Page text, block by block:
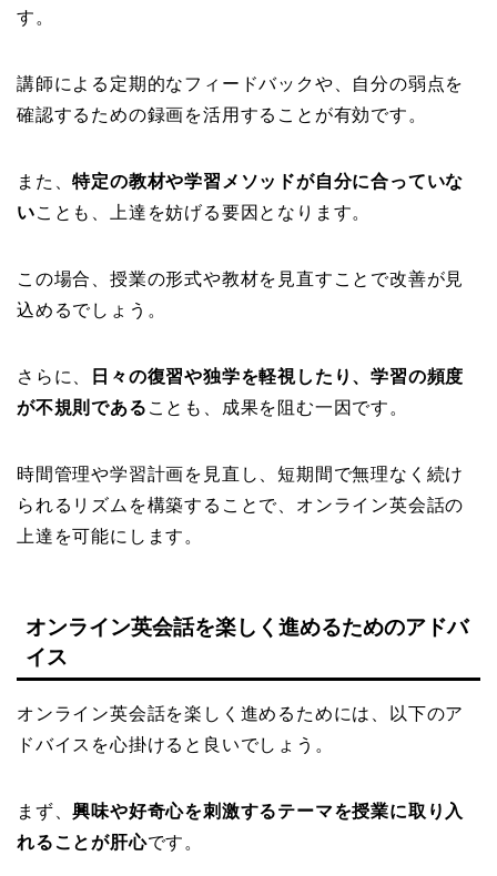
す。
講師による定期的なフィードバックや、自分の弱点を
確認するための録画を活用することが有効です。
また、特定の教材や学習メソッドが自分に合っていな
いことも、上達を妨げる要因となります。
この場合、授業の形式や教材を見直すことで改善が見
込めるでしょう。
さらに、
日々の復習や独学を軽視したり、学習の頻度
が不規則である ことも、成果を阻む一因です。
時間管理や学習計画を見直し、短期間で無理なく続け
られるリズムを構築することで、オンライン英会話の
上達を可能にします。
オンライン英会話を楽しく進めるためのアドバ
イス
オンライン英会話を楽しく進めるためには、以下のア
ドバイスを心掛けると良いでしょう。
まず、興味や好奇心を刺激するテーマを授業に取り入
れることが肝心です。